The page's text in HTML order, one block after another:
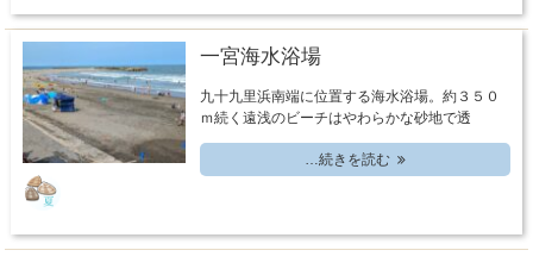
一宮海水浴場
九十九里浜南端に位置する海水浴場。約３５０
ｍ続く遠浅のビーチはやわらかな砂地で透
…続きを読む